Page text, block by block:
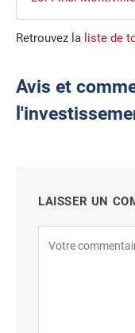
Retrouvez la liste de
Avis et
LAISSER UN